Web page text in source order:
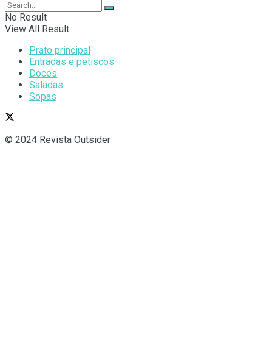
No Result
View All Result
Prato principal
Entradas e petiscos
Doces
Saladas
Sopas
© 2024 Revista Outsider